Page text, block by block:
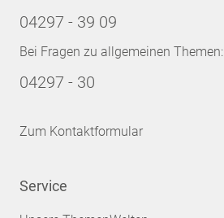
04297 - 39 09
Bei Fragen zu allgemeinen Themen:
04297 - 30
Zum Kontaktformular
Service